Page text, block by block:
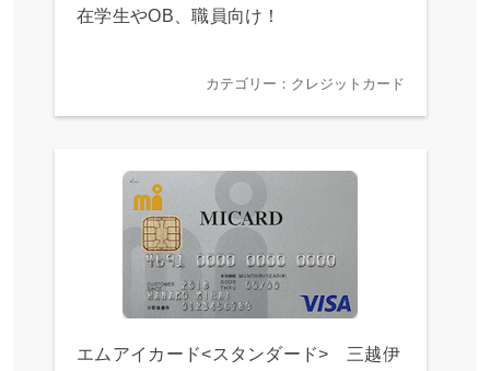
在学生やOB、職員向け！
カテゴリー：クレジットカード
エムアイカード<スタンダード> 三越伊